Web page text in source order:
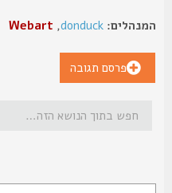
donduck
,
Webart
פרסם תגובה